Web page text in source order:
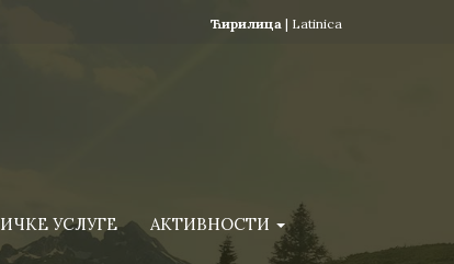
Ћирилица | Latinica
УСЛУГЕ АКТИВНОСТИ